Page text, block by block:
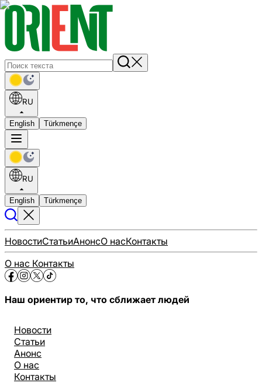
RU
English Türkmençe
RU
English Türkmençe
НовостиСтатьиАнонсО насКонтакты
О нас Контакты
Наш ориентир то, что сближает людей
Новости
Статьи
Анонс
О нас
Контакты